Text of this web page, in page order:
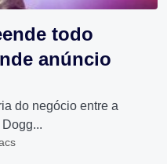
todo
anúncio
do negócio entre a